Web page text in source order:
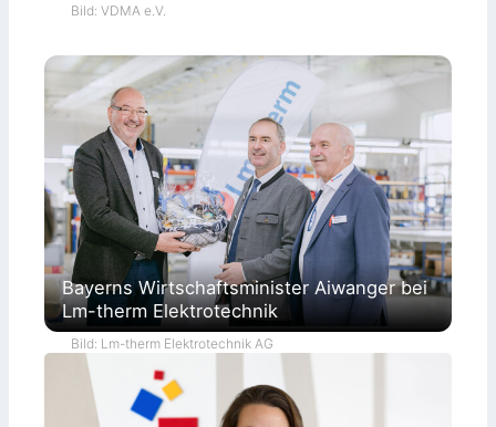
Bild: VDMA e.V.
Bayerns Wirtschaftsminister Aiwanger bei
Lm-therm Elektrotechnik
Bild: Lm-therm Elektrotechnik AG